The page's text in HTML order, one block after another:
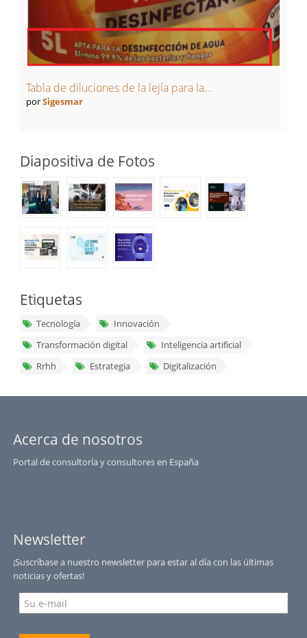
Tabla de diluciones de la lejía para la...
porSigesmar
Diapositiva de Fotos
Etiquetas
Tecnología
Innovación
Transformación digital
Inteligencia artificial
Rrhh
Estrategia Digitalización
Acerca de nosotros
Portal de consultoría y consultores en España
Newsletter
¡Suscríbase a nuestro newsletter para estar al día con las últimas
noticias y ofertas!